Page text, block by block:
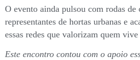
O evento ainda pulsou com rodas de
representantes de hortas urbanas e
essas redes que valorizam quem
Este encontro contou com o apoio